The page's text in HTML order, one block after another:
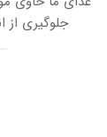
جلوگیری از